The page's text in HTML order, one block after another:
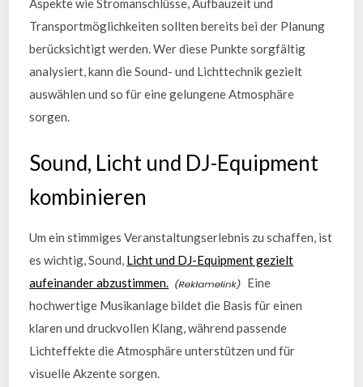
Transportmöglichkeiten sollten bereits bei der Planung
berücksichtigt werden. Wer diese Punkte sorgfältig
analysiert, kann die Sound- und Lichttechnik gezielt
auswählen und so für eine gelungene Atmosphäre
sorgen.
Sound, Licht und DJ-Equipment
kombinieren
Um ein stimmiges Veranstaltungserlebnis zu schaffen, ist
es wichtig, Sound, Licht und DJ-Equipment gezielt
aufeinander abzustimmen.
Eine
hochwertige Musikanlage bildet die Basis für einen
klaren und druckvollen Klang, während passende
Lichteffekte die Atmosphäre unterstützen und für
visuelle Akzente sorgen.